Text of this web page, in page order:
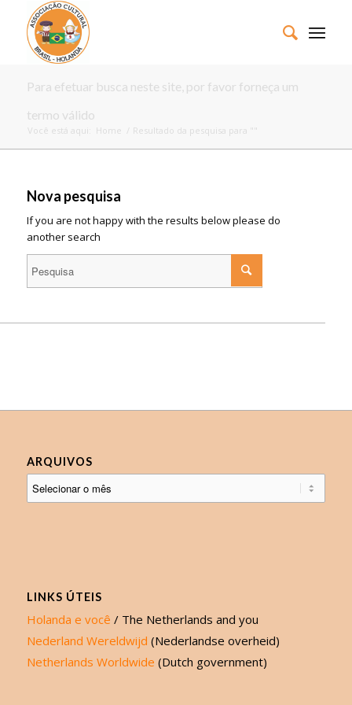
Para efetuar busca neste site, por favor forneça um
termo válido
Você está aqui: Home / Resultado da pesquisa para ""
Nova pesquisa
If you are not happy with the results below please do
another search
ARQUIVOS
LINKS ÚTEIS
Holanda e você / The Netherlands and you
Nederland Wereldwijd (Nederlandse overheid)
Netherlands Worldwide (Dutch government)